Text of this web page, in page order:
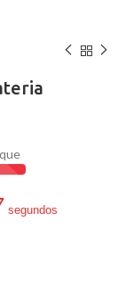
segundos